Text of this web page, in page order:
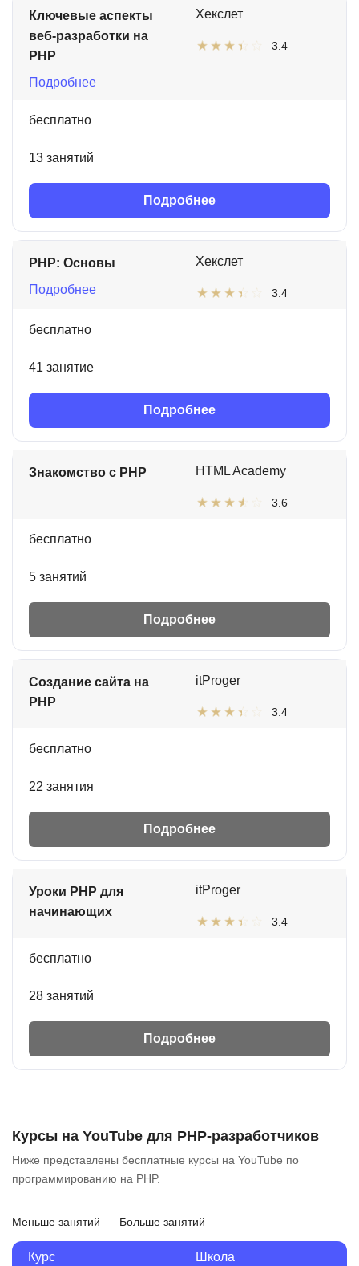
Ключевые аспекты
веб-разработки на
PHP
Подробнее
Хекслет
3.4
бесплатно
13 занятий
Подробнее
PHP: Основы
Подробнее
Хекслет
3.4
бесплатно
41 занятие
Подробнее
Знакомство с PHP HTML Academy
3.6
бесплатно
5 занятий
Подробнее
Создание сайта на
PHP
itProger
3.4
бесплатно
22 занятия
Подробнее
Уроки PHP для
начинающих
itProger
3.4
бесплатно
28 занятий
Подробнее
Курсы на YouTube для PHP-разработчиков
Ниже представлены бесплатные курсы на YouTube по
программированию на PHP.
Меньше занятий Больше занятий
Курс Школа